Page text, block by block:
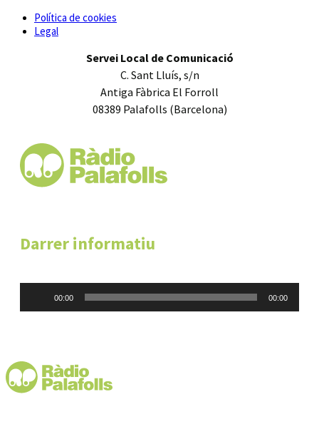
Política de cookies
Legal
Servei Local de Comunicació
C. Sant Lluís, s/n
Antiga Fàbrica El Forroll
08389 Palafolls (Barcelona)
Darrer informatiu
00:00 00:00